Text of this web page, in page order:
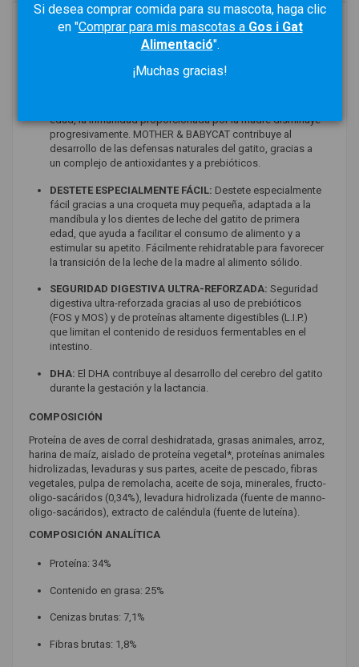
Pienso para gatos cachorros (2 a 12 meses de edad) y para
madres, es apto para cualquier raza, sin ninguna especificación a
la dieta. Compuesto de Ave.
edad, la inmunidad proporcionada por la madre disminuye
progresivamente. MOTHER & BABYCAT contribuye al
desarrollo de las defensas naturales del gatito, gracias a
un complejo de antioxidantes y a prebióticos.
DESTETE ESPECIALMENTE FÁCIL: Destete especialmente
fácil gracias a una croqueta muy pequeña, adaptada a la
mandíbula y los dientes de leche del gatito de primera
edad, que ayuda a facilitar el consumo de alimento y a
estimular su apetito. Fácilmente rehidratable para favorecer
la transición de la leche de la madre al alimento sólido.
SEGURIDAD DIGESTIVA ULTRA-REFORZADA: Seguridad
digestiva ultra-reforzada gracias al uso de prebióticos
(FOS y MOS) y de proteínas altamente digestibles (L.I.P.)
que limitan el contenido de residuos fermentables en el
intestino.
DHA: El DHA contribuye al desarrollo del cerebro del gatito
durante la gestación y la lactancia.
COMPOSICIÓN
Proteína de aves de corral deshidratada, grasas animales, arroz,
harina de maíz, aislado de proteína vegetal*, proteínas animales
hidrolizadas, levaduras y sus partes, aceite de pescado, fibras
vegetales, pulpa de remolacha, aceite de soja, minerales, fructo-
oligo-sacáridos (0,34%), levadura hidrolizada (fuente de manno-
oligo-sacáridos), extracto de caléndula (fuente de luteína).
COMPOSICIÓN ANALÍTICA
Proteína: 34%
Contenido en grasa: 25%
Cenizas brutas: 7,1%
Fibras brutas: 1,8%
Si desea comprar comida para su mascota, haga clic
en "Comprar para mis mascotas a Gos i Gat
Alimentació".
¡Muchas gracias!